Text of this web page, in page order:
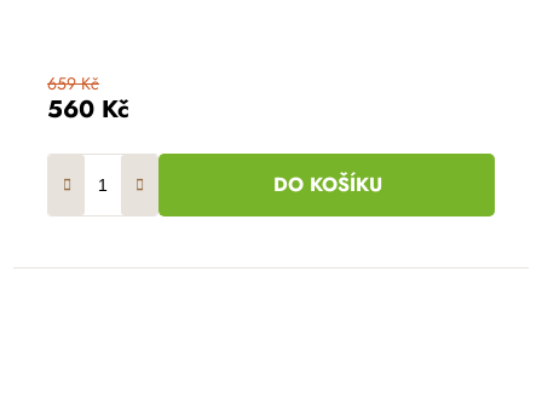
560 Kč
659 Kč
DO KOŠÍKU